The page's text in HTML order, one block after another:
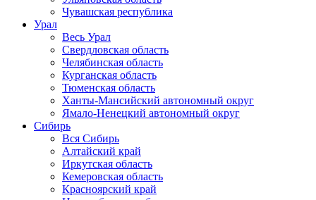
Чувашская республика
Урал
Весь Урал
Свердловская область
Челябинская область
Курганская область
Тюменская область
Ханты-Мансийский автономный округ
Ямало-Ненецкий автономный округ
Сибирь
Вся Сибирь
Алтайский край
Иркутская область
Кемеровская область
Красноярский край